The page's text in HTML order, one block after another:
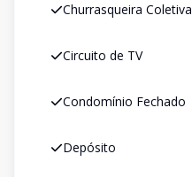
Churrasqueira Coletiva
Circuito de TV
Condomínio Fechado
Depósito